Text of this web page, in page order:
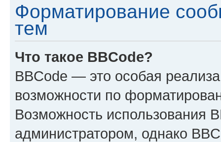
Форматирование
тем
Что такое BBCode?
BBCode — это особая
возможности по
Возможность использования
администратором, однако